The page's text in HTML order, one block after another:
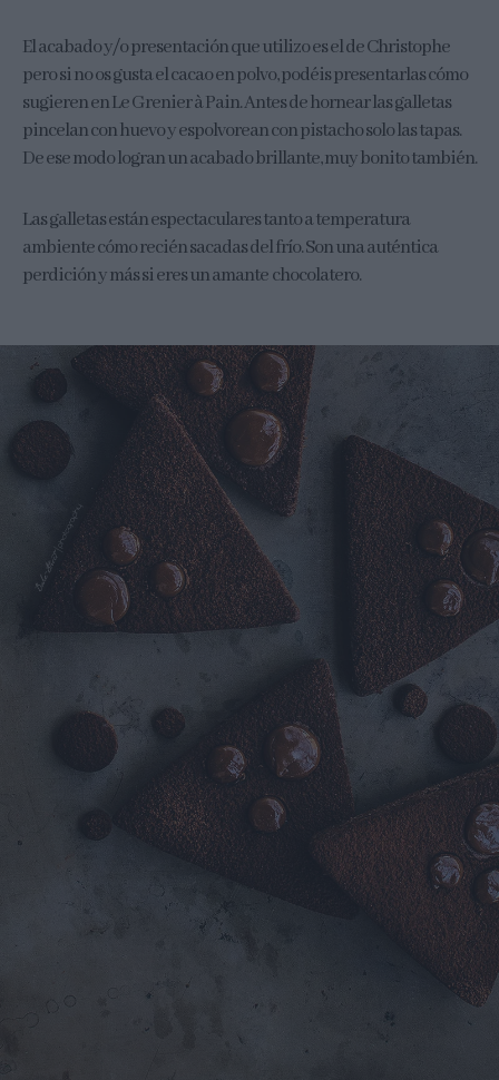
El acabado y/o presentación que utilizo es el de Christophe
pero si no os gusta el cacao en polvo, podéis presentarlas cómo
sugieren en Le Grenier à Pain. Antes de hornear las galletas
pincelan con huevo y espolvorean con pistacho solo las tapas.
De ese modo logran un acabado brillante, muy bonito también.
Las galletas están espectaculares tanto a temperatura
ambiente cómo recién sacadas del frío. Son una auténtica
perdición y más si eres un amante chocolatero.